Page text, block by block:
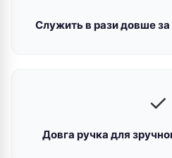
Служить в рази довше
✓
Довга ручка для